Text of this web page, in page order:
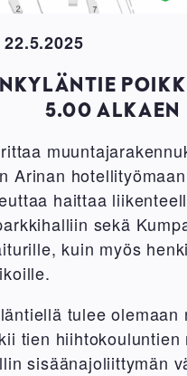
5.00 ALKAEN
Arinan
haittaa
sekä
kuin myös
tulee olemaan
tien hiihtokouluntien
sisäänajoliittymän